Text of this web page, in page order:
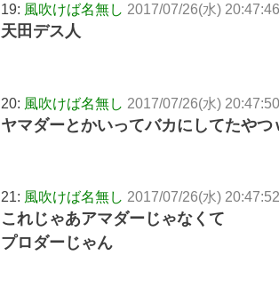
19: 風吹けば名無し 2017/07/26(水)
天田デス人
20: 風吹けば名無し 2017/07/26(水)
ヤマダーとかいってバカにしてたやつ
21: 風吹けば名無し 2017/07/26(水)
これじゃあアマダーじゃなくて
プロダーじゃん